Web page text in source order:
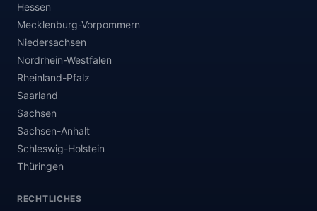
Hessen
Mecklenburg-Vorpommern
Niedersachsen
Nordrhein-Westfalen
Rheinland-Pfalz
Saarland
Sachsen
Sachsen-Anhalt
Schleswig-Holstein
Thüringen
RECHTLICHES